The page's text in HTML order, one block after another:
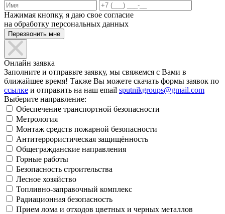
Нажимая кнопку, я даю свое согласие
на обработку персональных данных
Онлайн заявка
Заполните и отправьте заявку, мы свяжемся с Вами в
ближайшее время! Также Вы можете скачать формы заявок по
ссылке и отправить на наш email sputnikgroups@gmail.com
Выберите направление:
Обеспечение транспортной безопасности
Метрология
Монтаж средств пожарной безопасности
Антитеррористическая защищённость
Общегражданские направления
Горные работы
Безопасность строительства
Лесное хозяйство
Топливно-заправочный комплекс
Радиационная безопасность
Прием лома и отходов цветных и черных металлов